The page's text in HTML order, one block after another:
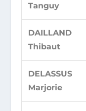
Tanguy
DAILLAND
Thibaut
DELASSUS
Marjorie